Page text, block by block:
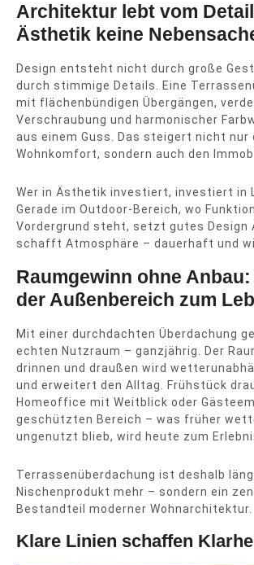
Architektur lebt vom
Ästhetik keine
Design entsteht nicht durch große
durch stimmige Details. Eine
mit flächenbündigen Übergängen,
Verschraubung und harmonischer
aus einem Guss. Das steigert nicht nur
Wohnkomfort, sondern auch den
Wer in Ästhetik investiert, investiert in
Gerade im Outdoor-Bereich, wo
Vordergrund steht, setzt gutes Design
schafft Atmosphäre – dauerhaft und
Raumgewinn ohne
der Außenbereich zum
Mit einer durchdachten Überdachung
echten Nutzraum – ganzjährig. Der
drinnen und draußen wird
und erweitert den Alltag. Frühstück
Homeoffice mit Weitblick oder
geschützten Bereich – was früher
ungenutzt blieb, wird heute zum
Terrassenüberdachung ist deshalb
Nischenprodukt mehr – sondern ein
Bestandteil moderner Wohnarchitektur.
Klare Linien schaffen